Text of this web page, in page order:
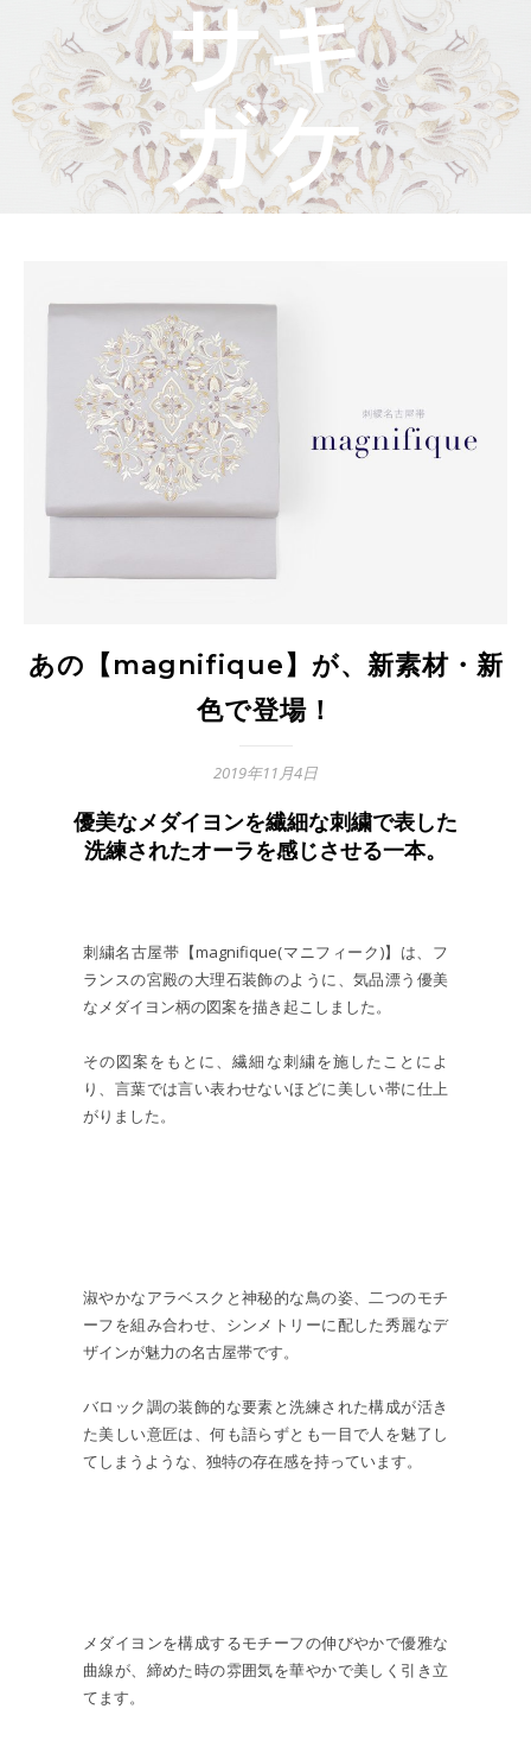
あの【magnifique】が、新素材・新
色で登場！
2019年11月4日
優美なメダイヨンを繊細な刺繍で表した
洗練されたオーラを感じさせる一本。
刺繍名古屋帯【magnifique(マニフィーク)】は、フ
ランスの宮殿の大理石装飾のように、気品漂う優美
なメダイヨン柄の図案を描き起こしました。
その図案をもとに、繊細な刺繍を施したことによ
り、言葉では言い表わせないほどに美しい帯に仕上
がりました。
淑やかなアラベスクと神秘的な鳥の姿、二つのモチ
ーフを組み合わせ、シンメトリーに配した秀麗なデ
ザインが魅力の名古屋帯です。
バロック調の装飾的な要素と洗練された構成が活き
た美しい意匠は、何も語らずとも一目で人を魅了し
てしまうような、独特の存在感を持っています。
メダイヨンを構成するモチーフの伸びやかで優雅な
曲線が、締めた時の雰囲気を華やかで美しく引き立
てます。